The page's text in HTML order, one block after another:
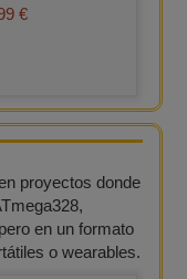
€
proyectos donde
en un formato
o wearables.